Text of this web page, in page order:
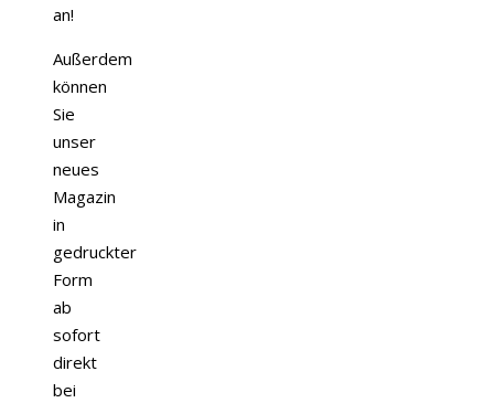
an!
Außerdem
können
Sie
unser
neues
Magazin
in
gedruckter
Form
ab
sofort
direkt
bei